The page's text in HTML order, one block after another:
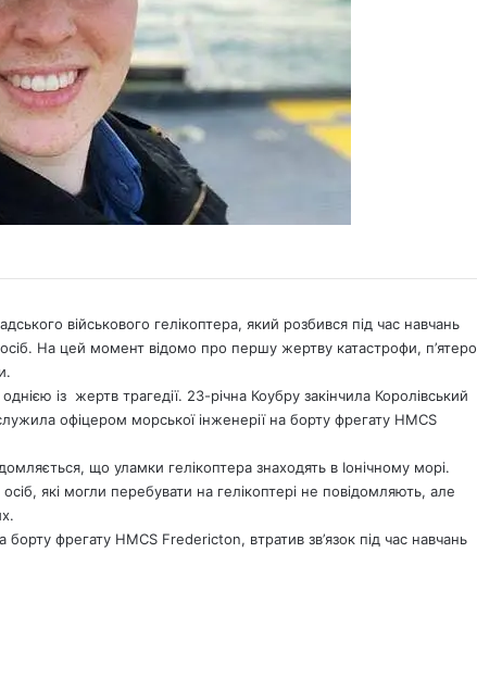
військового гелікоптера, який розбився під час навчань
На цей момент відомо про першу жертву катастрофи, п’ятеро
із жертв трагедії. 23-річна Коубру закінчила Королівський
офіцером морської інженерії на борту фрегату HMCS
що уламки гелікоптера знаходять в Іонічному морі.
які могли перебувати на гелікоптері не повідомляють, але
фрегату HMCS Fredericton, втратив зв’язок під час навчань